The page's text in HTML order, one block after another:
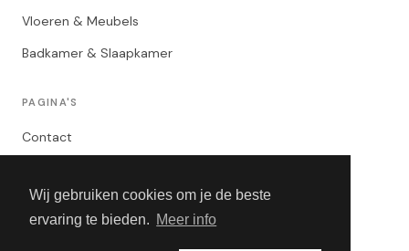
Wij gebruiken cookies om je de beste
ervaring te bieden. Meer info
Vloeren & Meubels
Badkamer & Slaapkamer
PAGINA'S
Contact
Algemene Voorwaarden
Adverteren